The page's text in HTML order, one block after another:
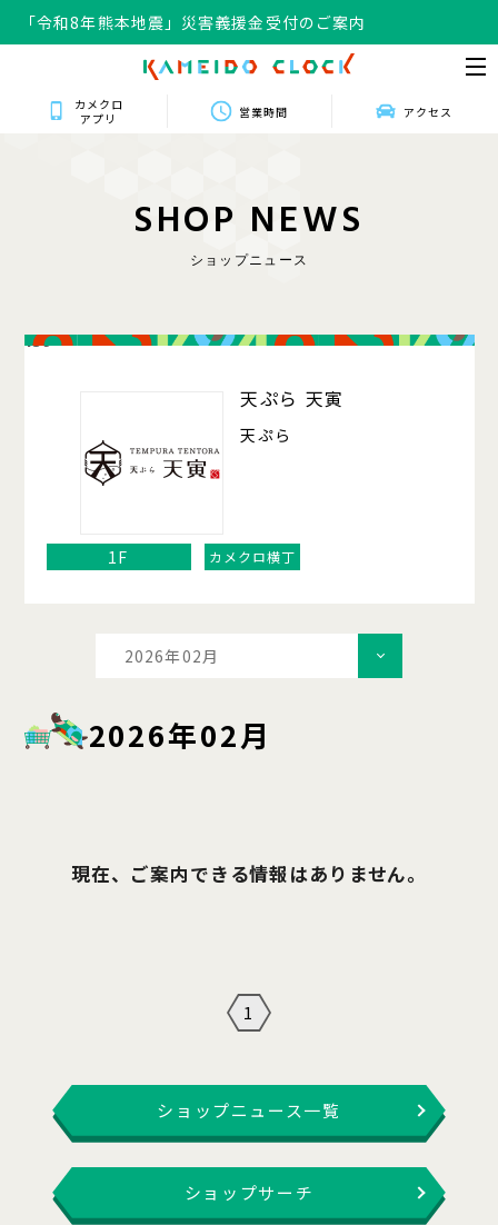
「令和8年熊本地震」災害義援金受付のご案内
カメクロ
アプリ
営業時間 アクセス
SHOP NEWS
ショップニュース
139
天ぷら 天寅
天ぷら
1F カメクロ横丁
2026年02月
2026年02月
現在、ご案内できる情報はありません。
1
ショップニュース一覧
ショップサーチ